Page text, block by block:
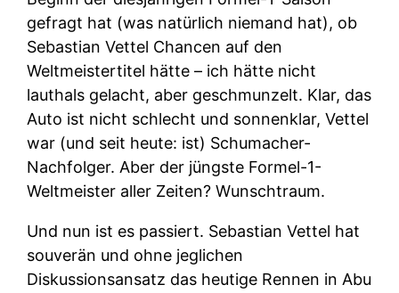
gefragt hat (was natürlich niemand hat), ob
Sebastian Vettel Chancen auf den
Weltmeistertitel hätte – ich hätte nicht
lauthals gelacht, aber geschmunzelt. Klar, das
Auto ist nicht schlecht und sonnenklar, Vettel
war (und seit heute: ist) Schumacher-
Nachfolger. Aber der jüngste Formel-1-
Weltmeister aller Zeiten? Wunschtraum.
Und nun ist es passiert. Sebastian Vettel hat
souverän und ohne jeglichen
Diskussionsansatz das heutige Rennen in Abu